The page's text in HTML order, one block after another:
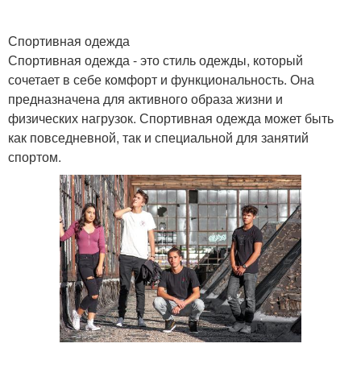
Пляжная одежда
Женская одежда
Спортивная одежда
Спортивная одежда - это стиль одежды, который
сочетает в себе комфорт и функциональность. Она
предназначена для активного образа жизни и
физических нагрузок. Спортивная одежда может быть
как повседневной, так и специальной для занятий
спортом.